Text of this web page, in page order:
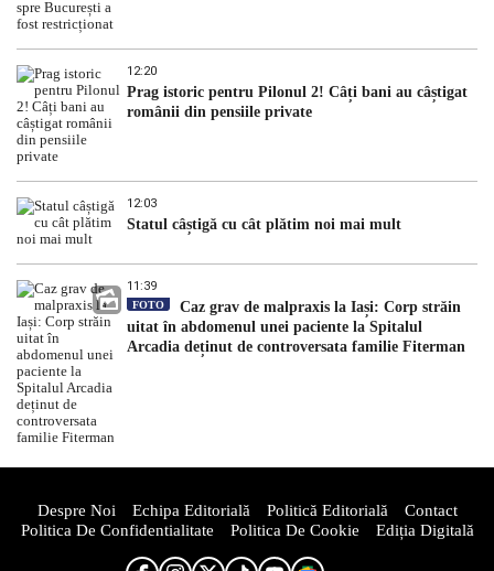
12:20
Prag istoric pentru Pilonul 2! Câți bani au câștigat
românii din pensiile private
12:03
Statul câștigă cu cât plătim noi mai mult
11:39
FOTO
Caz grav de malpraxis la Iași: Corp străin
uitat în abdomenul unei paciente la Spitalul
Arcadia deținut de controversata familie Fiterman
Despre Noi Echipa Editorială Politică Editorială
Contact
Politica De Confidentialitate
Politica De Cookie Ediția Digitală